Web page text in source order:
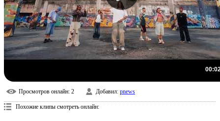
Просмотров онлайн: 2 Добавил: pnews
Похожие клипы смотреть онлайн: